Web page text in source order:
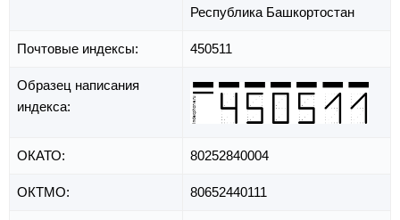
Республика Башкортостан
Почтовые индексы: 450511
Образец написания
индекса:
ОКАТО: 80252840004
ОКТМО: 80652440111